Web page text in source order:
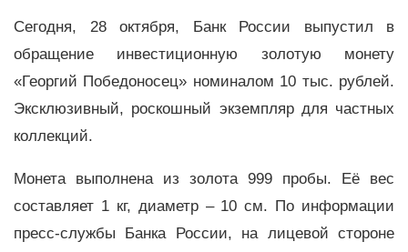
Сегодня, 28 октября, Банк России выпустил в
обращение инвестиционную золотую монету
«Георгий Победоносец» номиналом 10 тыс. рублей.
Эксклюзивный, роскошный экземпляр для частных
коллекций.
Монета выполнена из золота 999 пробы. Её вес
составляет 1 кг, диаметр – 10 см. По информации
пресс-службы Банка России, на лицевой стороне